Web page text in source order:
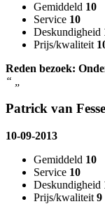
Gemiddeld 10
Service 10
Deskundigheid
Prijs/kwaliteit
Reden bezoek:
“
Patrick van
10-09-2013
Gemiddeld 10
Service 10
Deskundigheid
Prijs/kwaliteit 9